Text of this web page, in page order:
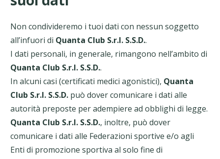
Non condivideremo i tuoi dati con nessun soggetto
all’infuori di Quanta Club S.r.l. S.S.D..
I dati personali, in generale, rimangono nell’ambito di
Quanta Club S.r.l. S.S.D..
In alcuni casi (certificati medici agonistici), Quanta
Club S.r.l. S.S.D. può dover comunicare i dati alle
autorità preposte per adempiere ad obblighi di legge.
Quanta Club S.r.l. S.S.D., inoltre, può dover
comunicare i dati alle Federazioni sportive e/o agli
Enti di promozione sportiva al solo fine di